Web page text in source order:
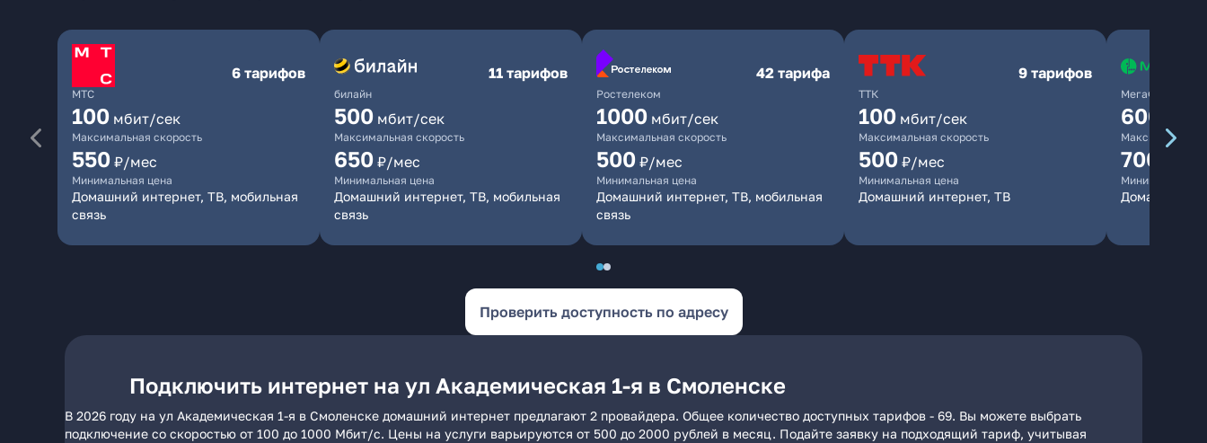
МТС
6 тарифов
100 мбит/сек
Максимальная скорость
550 ₽/мес
Минимальная цена
Домашний интернет, ТВ, мобильная
связь
билайн
11 тарифов
500 мбит/сек
Максимальная скорость
650 ₽/мес
Минимальная цена
Домашний интернет, ТВ, мобильная
связь
Ростелеком
42 тарифа
1000 мбит/сек
Максимальная скорость
500 ₽/мес
Минимальная цена
Домашний интернет, ТВ, мобильная
связь
ТТК
9 тарифов
100 мбит/сек
Максимальная скорость
500 ₽/мес
Минимальная цена
Домашний интернет, ТВ
МегаФон
600
Максимальная
700
Минимальная
Домашний
Проверить доступность по адресу
Подключить интернет на ул Академическая 1-я в Смоленске
В 2026 году на ул Академическая 1-я в Смоленске домашний интернет предлагают 2 провайдера. Общее количество доступных тарифов - 69. Вы можете выбрать
подключение со скоростью от 100 до 1000 Мбит/с. Цены на услуги варьируются от 500 до 2000 рублей в месяц. Подайте заявку на подходящий тариф, учитывая